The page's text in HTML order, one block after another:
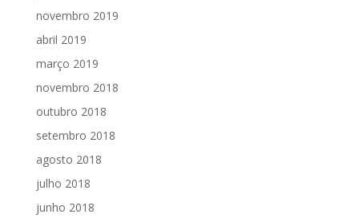
novembro 2019
abril 2019
março 2019
novembro 2018
outubro 2018
setembro 2018
agosto 2018
julho 2018
junho 2018